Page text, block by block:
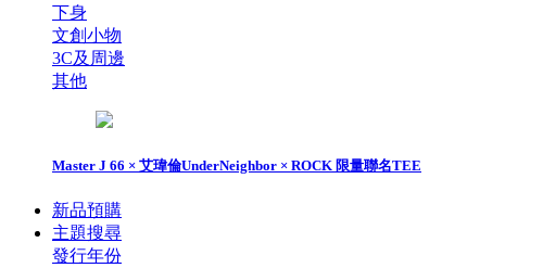
下身
文創小物
3C及周邊
其他
Master J 66 × 艾瑋倫UnderNeighbor × ROCK 限量聯名TEE
新品預購
主題搜尋
發行年份